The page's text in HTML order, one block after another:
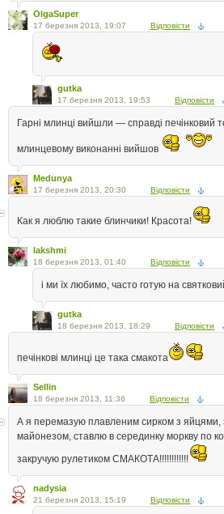
OlgaSuper
17 березня 2013, 19:07 Відповісти
gutka
17 березня 2013, 19:53 Відповісти
Гарні млинці вийшли — справді печінковий
млинцевому виконанні вийшов
Medunya
17 березня 2013, 20:30 Відповісти
Как я люблю такие блинчики! Красота!
lakshmi
18 березня 2013, 01:40 Відповісти
і ми їх любимо, часто готую на
gutka
18 березня 2013, 18:29 Відповісти
печінкові млинці це така смакота
Sellin
18 березня 2013, 11:36 Відповісти
А я перемазую плавленим сирком з яйцями,
майонезом, ставлю в серединку моркву по
закручую рулетиком СМАКОТА!!!!!!!!!!!!
nadysia
21 березня 2013, 15:19 Відповісти